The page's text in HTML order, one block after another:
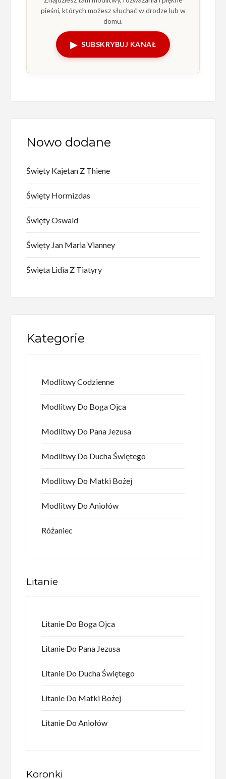
pieśni, których możesz słuchać w drodze lub w
domu.
▶ SUBSKRYBUJ KANAŁ
Nowo dodane
Święty Kajetan Z Thiene
Święty Hormizdas
Święty Oswald
Święty Jan Maria Vianney
Święta Lidia Z Tiatyry
Kategorie
Modlitwy Codzienne
Modlitwy Do Boga Ojca
Modlitwy Do Pana Jezusa
Modlitwy Do Ducha Świętego
Modlitwy Do Matki Bożej
Modlitwy Do Aniołów
Różaniec
Litanie
Litanie Do Boga Ojca
Litanie Do Pana Jezusa
Litanie Do Ducha Świętego
Litanie Do Matki Bożej
Litanie Do Aniołów
Koronki